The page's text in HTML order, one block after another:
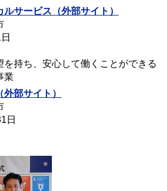
ルサービス （外部サイト）
持ち、安心して働くことができる
業
部サイト）
日